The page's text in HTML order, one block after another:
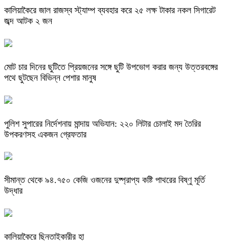
কালিয়াকৈরে জাল রাজস্ব স্ট্যাম্প ব্যবহার করে ২৫ লক্ষ টাকার নকল সিগারেট
জব্দ আটক ২ জন
মোট চার দিনের ছুটিতে প্রিয়জনের সঙ্গে ছুটি উপভোগ করার জন্য উত্তরবঙ্গের
পথে ছুটছেন বিভিন্ন পেশার মানুষ
পুলিশ সুপারের নির্দেশনায় মান্দায় অভিযান: ২২০ লিটার চোলাই মদ তৈরির
উপকরণসহ একজন গ্রেফতার
সীমান্ত থেকে ৯৪.৭৫০ কেজি ওজনের দুষ্প্রাপ্য কষ্টি পাথরের বিষ্ণু মূর্তি
উদ্ধার
কালিয়াকৈরে ছিনতাইকারীর হা